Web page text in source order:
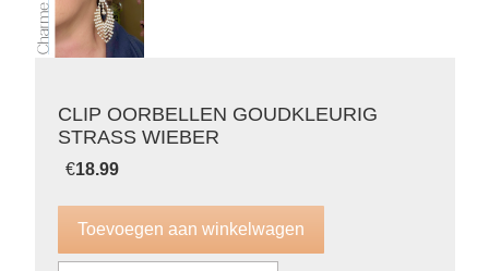
CLIP OORBELLEN GOUDKLEURIG
STRASS WIEBER
€18.99